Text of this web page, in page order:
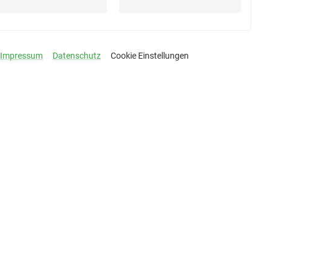
Impressum Datenschutz Cookie Einstellungen